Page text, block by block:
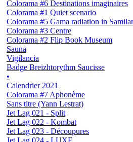
Colorama #6 Destinations imaginaires
Colorama #1 Quiet scenario
Colorama #5 Gama radiation in
Colorama #3 Centre
Colorama #2 Flip Book Museum
Sauna
Vigilancia
Badge Breizhtorythm Saucisse
•
Calendrier 2021
Colorama #7 Aphonème
Sans titre (Yann Lestrat)
Jet Lag 021 - Split
Jet Lag 022 - Kombat
Jet Lag 023 - Découpures
Jet Lag 024 - LUXE